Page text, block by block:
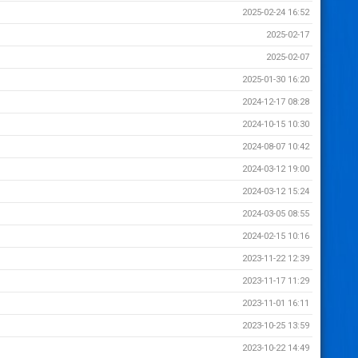
2025-02-24 16:52
2025-02-17
2025-02-07
2025-01-30 16:20
2024-12-17 08:28
2024-10-15 10:30
2024-08-07 10:42
2024-03-12 19:00
2024-03-12 15:24
2024-03-05 08:55
2024-02-15 10:16
2023-11-22 12:39
2023-11-17 11:29
2023-11-01 16:11
2023-10-25 13:59
2023-10-22 14:49